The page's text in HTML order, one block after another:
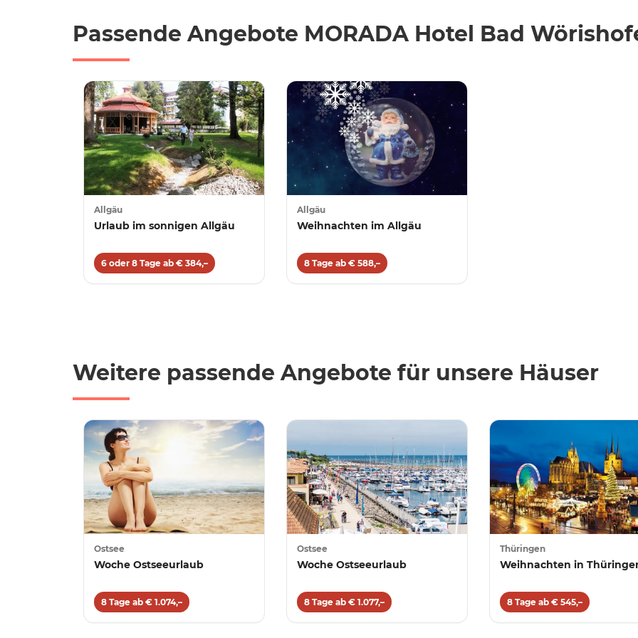
Passende Angebote MORADA Hotel Bad
Allgäu
Urlaub im sonnigen Allgäu
6 oder 8 Tage ab € 384,–
Allgäu
Weihnachten im Allgäu
8 Tage ab € 588,–
Weitere passende Angebote für unsere Häuser
Ostsee
Woche Ostseeurlaub
8 Tage ab € 1.074,–
Ostsee
Woche Ostseeurlaub
8 Tage ab € 1.077,–
Thüringen
Weihnachten in
8 Tage ab € 545,–